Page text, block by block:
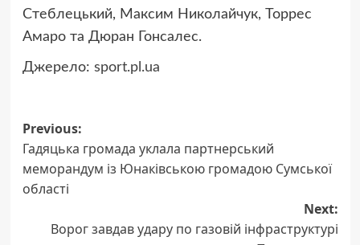
Стеблецький, Максим Николайчук, Торрес
Амаро та Дюран Гонсалес.
Джерело: sport.pl.ua
Post
navigation
Previous:
Гадяцька громада уклала партнерський
меморандум із Юнаківською громадою Сумської
області
Next:
Ворог завдав удару по газовій інфраструктурі